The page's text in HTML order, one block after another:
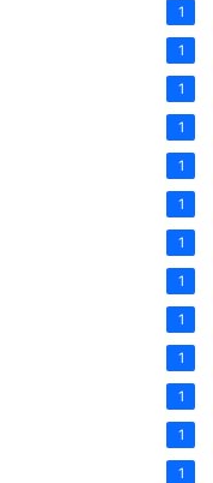
1
1
1
1
1
1
1
1
1
1
1
1
1